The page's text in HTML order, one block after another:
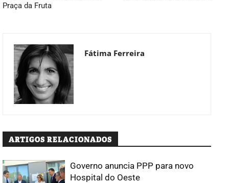
Praça da Fruta
Fátima Ferreira
ARTIGOS RELACIONADOS
Governo anuncia PPP para novo
Hospital do Oeste